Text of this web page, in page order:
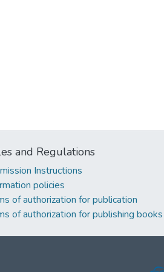
and Regulations
Instructions
policies
of authorization for publication
of authorization for publishing books